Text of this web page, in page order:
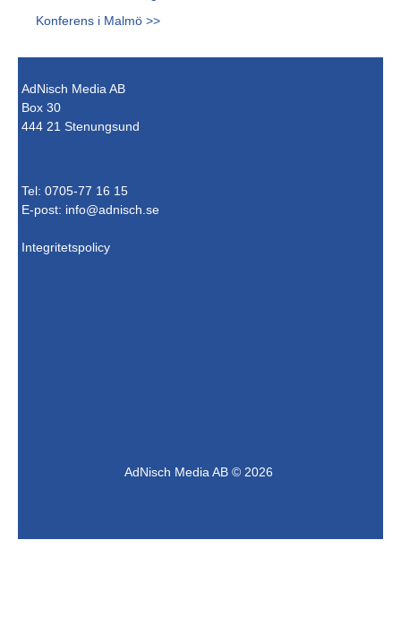
Konferens i Malmö >>
AdNisch Media AB
Box 30
444 21 Stenungsund
Tel: 0705-77 16 15
E-post: info@adnisch.se
Integritetspolicy
AdNisch Media AB © 2026